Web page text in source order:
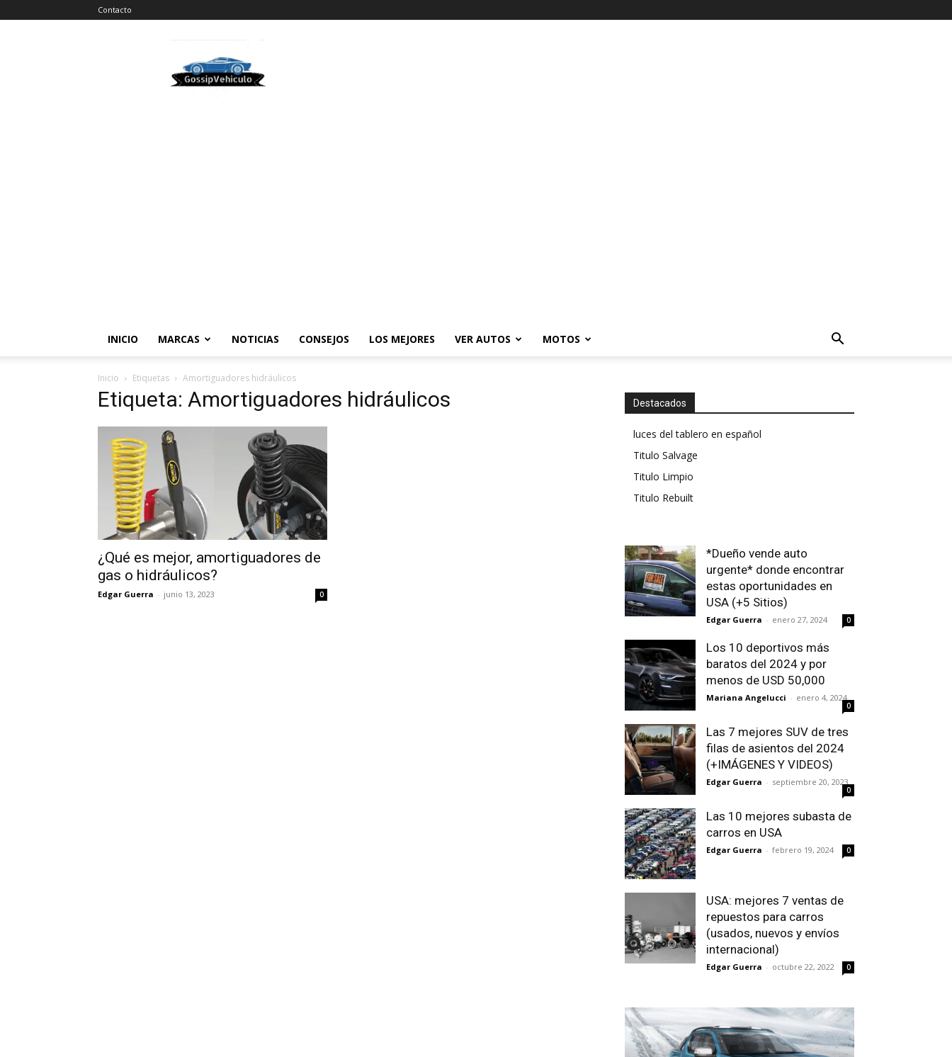
Contacto
Vehiculos
INICIO MARCAS NOTICIAS CONSEJOS LOS MEJORES VER AUTOS MOTOS
Inicio Etiquetas Amortiguadores hidráulicos
Etiqueta: Amortiguadores hidráulicos
¿Qué es mejor, amortiguadores de
gas o hidráulicos?
Edgar Guerra - junio 13, 2023 0
Destacados
luces del tablero en español
Titulo Salvage
Titulo Limpio
Titulo Rebuilt
*Dueño vende auto
urgente* donde encontrar
estas oportunidades en
USA (+5 Sitios)
Edgar Guerra - enero 27, 2024 0
Los 10 deportivos más
baratos del 2024 y por
menos de USD 50,000
Mariana Angelucci - enero 4, 2024
0
Las 7 mejores SUV de tres
filas de asientos del 2024
(+IMÁGENES Y VIDEOS)
Edgar Guerra - septiembre 20, 2023
0
Las 10 mejores subasta de
carros en USA
Edgar Guerra - febrero 19, 2024 0
USA: mejores 7 ventas de
repuestos para carros
(usados, nuevos y envíos
internacional)
Edgar Guerra - octubre 22, 2022 0